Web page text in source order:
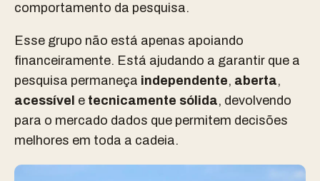
comportamento da pesquisa.
Esse grupo não está apenas apoiando
financeiramente. Está ajudando a garantir que a
pesquisa permaneça independente, aberta,
acessível e tecnicamente sólida, devolvendo
para o mercado dados que permitem decisões
melhores em toda a cadeia.